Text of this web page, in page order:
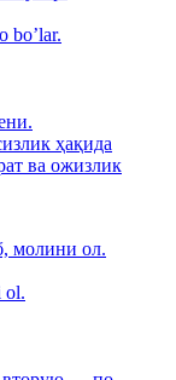
boʼlar.
ҳақида
ва ожизлик
молини ол.
ol.